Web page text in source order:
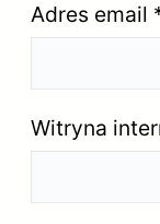
Adres email
Witryna